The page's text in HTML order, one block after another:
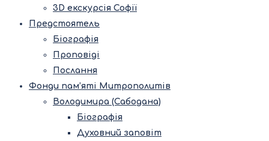
3D екскурсія Софії
Предстоятель
Біографія
Проповіді
Послання
Фонди пам’яті Митрополитів
Володимира (Сабодана)
Біографія
Духовний заповіт